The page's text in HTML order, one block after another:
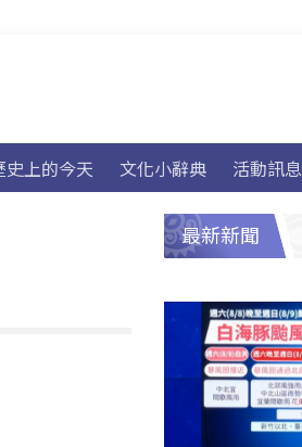
史上的今天 文化小辭典 活動訊息
最新新聞